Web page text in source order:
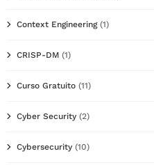
Context Engineering(1)
CRISP-DM (1)
Curso Gratuito (11)
Cyber Security (2)
Cybersecurity (10)